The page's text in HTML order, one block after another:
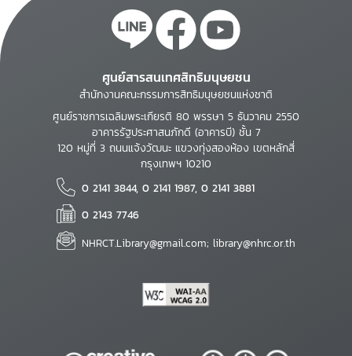
ศูนย์สารสนเทศสิทธิมนุษยชน
สำนักงานคณะกรรมการสิทธิมนุษยชนแห่งชาติ
ศูนย์ราชการเฉลิมพระเกียรติ 80 พรรษา 5 ธันวาคม 2550
อาคารรัฐประศาสนภักดี (อาคารบี) ชั้น 7
120 หมู่ที่ 3 ถนนแจ้งวัฒนะ แขวงทุ่งสองห้อง เขตหลักสี่
กรุงเทพฯ 10210
0 2141 3844, 0 2141 1987, 0 2141 3881
0 2143 7746
NHRCT.Library@gmail.com; library@nhrc.or.th